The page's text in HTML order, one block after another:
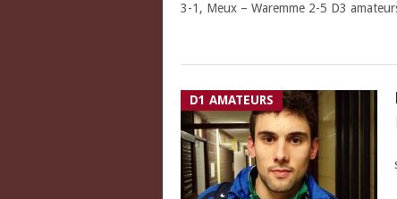
3-1, Meux – Waremme 2-5 D3
D1 AMATEURS